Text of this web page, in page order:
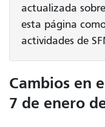
actualizada
esta página
actividades de
Cambios en
7 de enero